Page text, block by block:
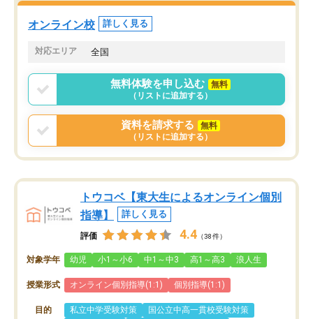
オンライン校 詳しく見る
対応エリア 全国
無料体験を申し込む
無料
（リストに追加する）
資料を請求する
無料
（リストに追加する）
トウコベ【東大生によるオンライン個別
指導】
詳しく見る
評価 4.4 （38件）
対象学年 幼児 小1～小6 中1～中3 高1～高3 浪人生
授業形式 オンライン個別指導(1:1) 個別指導(1:1)
目的 私立中学受験対策
国公立中高一貫校受験対策